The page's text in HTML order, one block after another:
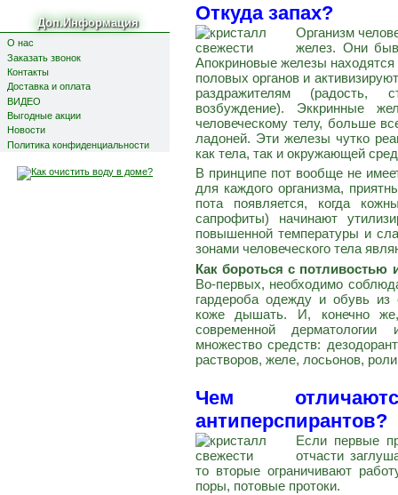
Доп.Информация
О нас
Заказать звонок
Контакты
Доставка и оплата
ВИДЕО
Выгодные акции
Новости
Политика конфиденциальности
Откуда запах?
Организм
желез. Они
Апокриновые железы
половых органов и
раздражителям (радость,
возбуждение). Эккринные
человеческому телу, больше
ладоней. Эти железы чутко
как тела, так и окружающей
В принципе пот вообще не
для каждого организма,
пота появляется, когда
сапрофиты) начинают
повышенной температуры и
зонами человеческого тела
Как бороться с потливостью
Во-первых, необходимо
гардероба одежду и обувь из
коже дышать. И, конечно
современной дерматологии
множество средств:
растворов, желе, лосьонов,
Чем
антиперспирантов?
Если первые
отчасти
то вторые ограничивают
поры, потовые протоки.